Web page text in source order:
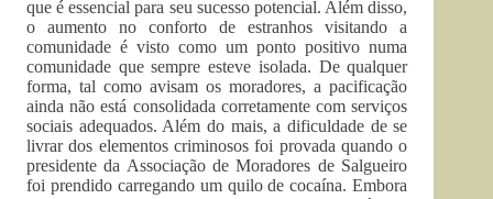
que é essencial para seu sucesso potencial. Além disso,
o aumento no conforto de estranhos visitando a
comunidade é visto como um ponto positivo numa
comunidade que sempre esteve isolada. De qualquer
forma, tal como avisam os moradores, a pacificação
ainda não está consolidada corretamente com serviços
sociais adequados. Além do mais, a dificuldade de se
livrar dos elementos criminosos foi provada quando o
presidente da Associação de Moradores de Salgueiro
foi prendido carregando um quilo de cocaína. Embora